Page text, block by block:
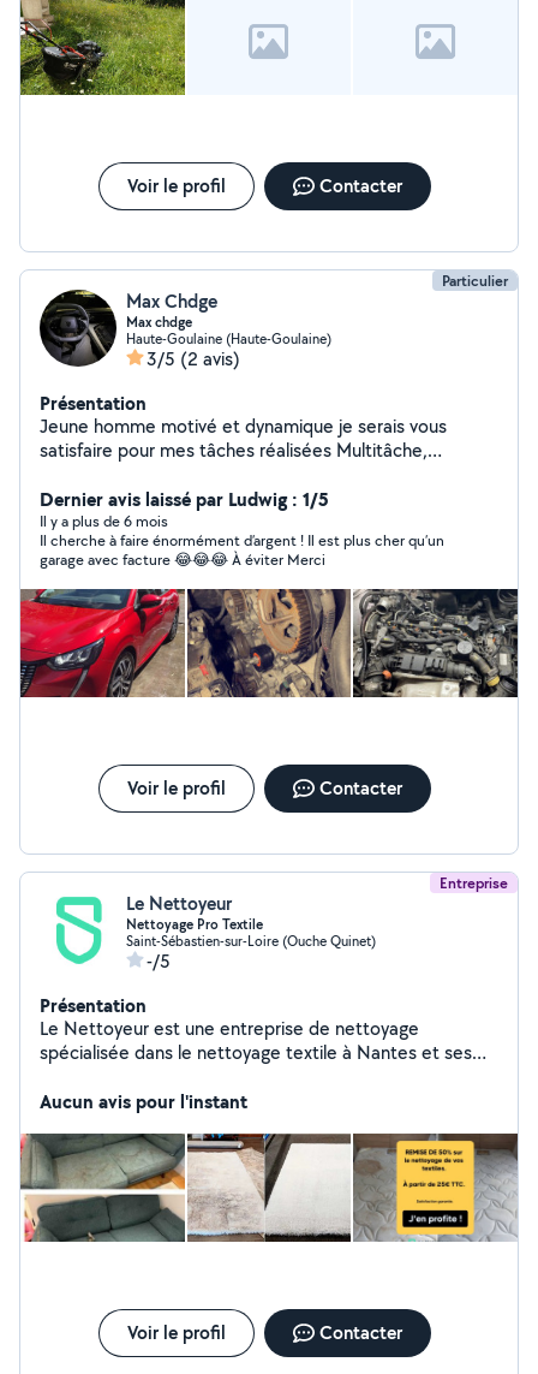
Voir le profil Contacter
Particulier
Max Chdge
Max chdge
Haute-Goulaine (Haute-Goulaine)
3/5 (2 avis)
Présentation
Jeune homme motivé et dynamique je serais vous
satisfaire pour mes tâches réalisées Multitâche,
Dernier avis laissé par Ludwig : 1/5
Il y a plus de 6 mois
Il cherche à faire énormément d’argent ! Il est plus cher qu’un
garage avec facture 😂😂😂 À éviter Merci
Voir le profil Contacter
Entreprise
Le Nettoyeur
Nettoyage Pro Textile
Saint-Sébastien-sur-Loire (Ouche Quinet)
-/5
Présentation
Le Nettoyeur est une entreprise de nettoyage
spécialisée dans le nettoyage textile à Nantes et ses
pour les canapés, matelas, tapis, chaise, sièges auto et
nettoyage textile à Nantes, Saint-Sébastien-sur-Loire,
Vertou, Rezé, Carquefou, Sainte-Luce-sur-Loire, Orvault,
Bouguenais, Les Sorinières, La Chapelle-sur-Erdre,
Basse-Goulaine et Saint-Herblain avec efficacité. Devis
gratuit. Déplacement à votre domicile. Paiement après
Aucun avis pour l'instant
Voir le profil Contacter